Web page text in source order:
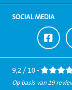
SOCIAL MEDIA
Ga
naar
9,2 / 10 -
Op basis van 19